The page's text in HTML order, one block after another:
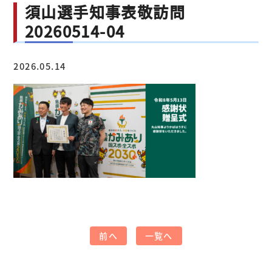
須山選手知事表敬訪問
20260514-04
2026.05.14
前へ 一覧へ